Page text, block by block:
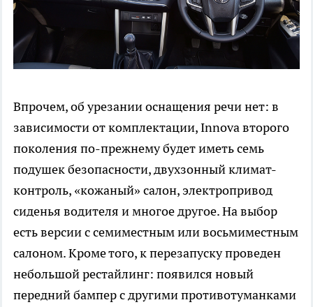
Впрочем, об урезании оснащения речи нет: в
зависимости от комплектации, Innova второго
поколения по-прежнему будет иметь семь
подушек безопасности, двухзонный климат-
контроль, «кожаный» салон, электропривод
сиденья водителя и многое другое. На выбор
есть версии с семиместным или восьмиместным
салоном. Кроме того, к перезапуску проведен
небольшой рестайлинг: появился новый
передний бампер с другими противотуманками